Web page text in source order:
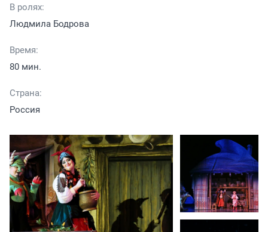
В ролях:
Людмила Бодрова
Время:
80 мин.
Страна:
Россия